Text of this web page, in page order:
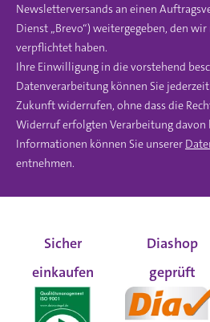
Newsletterversands an einen
Dienst „Brevo“) weitergegeben, den
verpflichtet haben.
Ihre Einwilligung in die vorstehend
Datenverarbeitung können Sie
Zukunft widerrufen, ohne dass die
Widerruf erfolgten Verarbeitung
Informationen können Sie unserer
entnehmen.
Sicher
einkaufen
Diashop
geprüft